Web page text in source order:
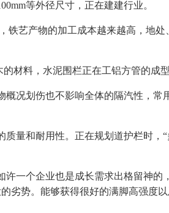
等外径尺寸，正在建建行业。
艺产物的加工成本越来越高，地处
料，水泥围栏正在工铝方管的成
划伤也不影响全体的隔汽性，常
和耐用性‌。正在规划道护栏时，
个企业也是成长需求出格留神的
劣势。能够获得很好的满脚高强度